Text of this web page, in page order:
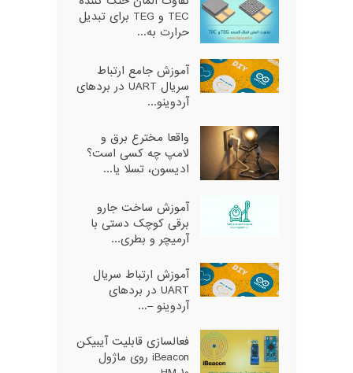
TEC و TEG برای تبدیل
حرارت به...
آموزش جامع ارتباط
سریال UART در بردهای
آردوینو...
واقعا مخترع برق و
لامپ چه کسی است؟
ادیسون، تسلا یا...
آموزش ساخت جارو
برقی کوچک دستی با
آرمیچر و بطری...
آموزش ارتباط سریال
UART در بردهای
آردوینو –...
فعالسازی قابلیت آیبیکن
iBeacon روی ماژول